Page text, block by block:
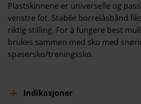
Plastskinnene er universelle og
venstre fot. Stabile borrelåsbånd
riktig stilling. For å fungere best
brukes sammen med sko med
spasersko/treningssko.
Indikasjoner